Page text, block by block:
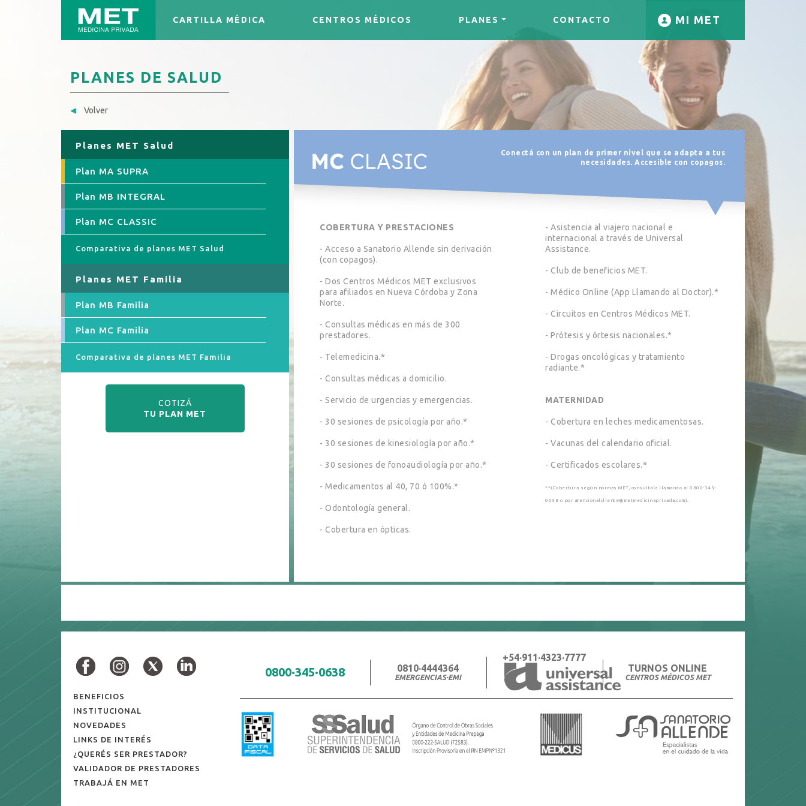
CARTILLA MÉDICA CENTROS MÉDICOS PLANES CONTACTO MI MET
PLANES DE SALUD
Volver
Planes MET Salud
Plan MA SUPRA
Plan MB INTEGRAL
Plan MC CLASSIC
Comparativa de planes MET Salud
Planes MET Familia
Plan MB Familia
Plan MC Familia
Comparativa de planes MET Familia
COTIZÁ
TU PLAN MET
Conectá con un plan de primer nivel que se adapta a tus
necesidades. Accesible con copagos.
COBERTURA Y PRESTACIONES
- Acceso a Sanatorio Allende sin derivación
(con copagos).
- Dos Centros Médicos MET exclusivos
para afiliados en Nueva Córdoba y Zona
Norte.
- Consultas médicas en más de 300
prestadores.
- Telemedicina.*
- Consultas médicas a domicilio.
- Servicio de urgencias y emergencias.
- 30 sesiones de psicología por año.*
- 30 sesiones de kinesiología por año.*
- 30 sesiones de fonoaudiología por año.*
- Medicamentos al 40, 70 ó 100%.*
- Odontología general.
- Cobertura en ópticas.
- Asistencia al viajero nacional e
internacional a través de Universal
Assistance.
- Club de beneficios MET.
- Médico Online (App Llamando al Doctor).*
- Circuitos en Centros Médicos MET.
- Prótesis y órtesis nacionales.*
- Drogas oncológicas y tratamiento
radiante.*
MATERNIDAD
- Cobertura en leches medicamentosas.
- Vacunas del calendario oficial.
- Certificados escolares.*
**(Cobertura según normas MET, consultala llamando al 0800-345-
0638 o por atencionalcliente@metmedicinaprivada.com).
0800·345·0638 0810·4444364
EMERGENCIAS·EMI
TURNOS ONLINE
CENTROS MÉDICOS MET
+54·911·4323·7777
BENEFICIOS
INSTITUCIONAL
NOVEDADES
LINKS DE INTERÉS
¿QUERÉS SER PRESTADOR?
VALIDADOR DE PRESTADORES
TRABAJÁ EN MET